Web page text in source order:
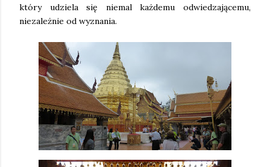
który udziela się niemal każdemu odwiedzającemu,
niezależnie od wyznania.